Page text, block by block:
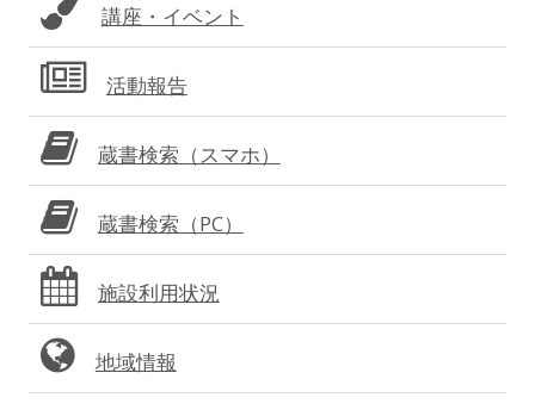
講座・イベント
活動報告
蔵書検索（スマホ）
蔵書検索（PC）
施設利用状況
地域情報